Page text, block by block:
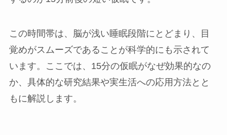
この時間帯は、脳が浅い睡眠段階にとどまり、目
覚めがスムーズであることが科学的にも示されて
います。ここでは、15分の仮眠がなぜ効果的なの
か、具体的な研究結果や実生活への応用方法とと
もに解説します。